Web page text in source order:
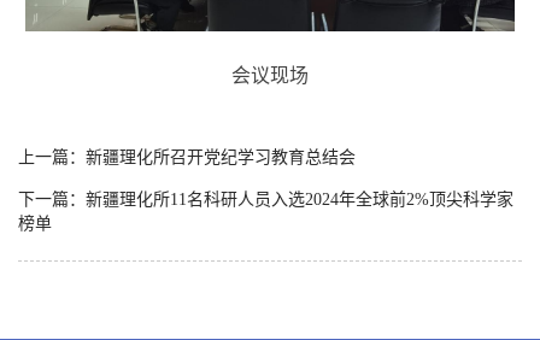
会议现场
上一篇：新疆理化所召开党纪学习教育总结会
下一篇：新疆理化所11名科研人员入选2024年全球前2%顶尖科学家
榜单